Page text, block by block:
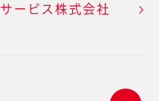
サービス株式会社